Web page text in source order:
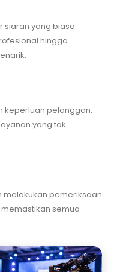
siaran yang biasa
hingga
keperluan pelanggan.
yang tak
melakukan pemeriksaan
semua